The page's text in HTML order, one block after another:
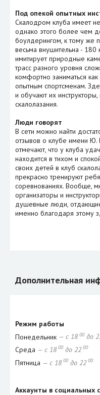
Под опекой опытных
Скалодром клуба имеет
однако этого более чем
боулдерингом, к тому же
весьма внушительна - 180
имитирует природные
трасс разного уровня
комфортно заниматься
опытным спортсменам.
и обучают их
скалолазания.
Люди говорят
В сети можно найти
отзывов о клубе имени Ю.
отмечают, что у клуба
находится в тихом и
своих детей в клуб
прекрасно тренируют
соревнованиях. Вообще,
организаторы и
душевные люди,
именно благодаря этому
Дополнительная
Режим работы
Понедельник — с 18 00до
Среда — с 18 00до 22 00
Пятница — с 18 00до 22 00
Аккаунты в социальных